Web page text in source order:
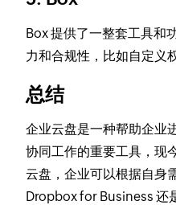
Box 提供了一整套工具和
力和合规性，比如自定义
总结
企业云盘是一种帮助企业
协同工作的重要工具，现
云盘，企业可以根据自身
Dropbox for Business 还